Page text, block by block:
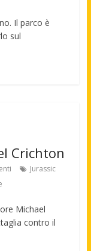
Il parco è
sul
Crichton
Jurassic
Michael
contro il